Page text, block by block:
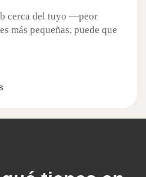
cerca del tuyo —peor
más pequeñas, puede que